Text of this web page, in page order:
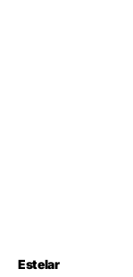
Estelar